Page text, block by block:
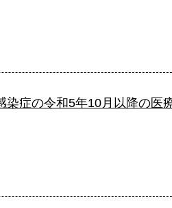
染症の令和5年10月以降の